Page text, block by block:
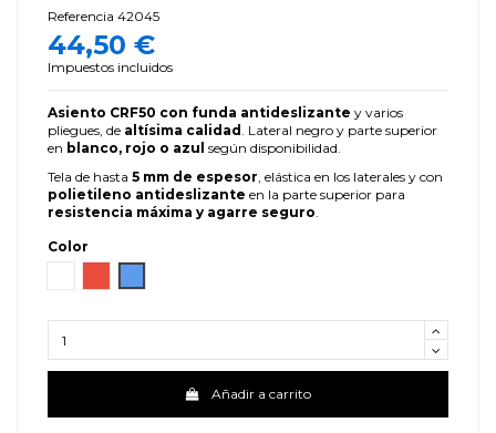
Referencia 42045
44,50 €
Impuestos incluidos
Asiento CRF50 con funda antideslizante y varios
pliegues, de altísima calidad. Lateral negro y parte superior
en blanco, rojo o azul según disponibilidad.
Tela de hasta 5 mm de espesor , elástica en los laterales y con
polietileno antideslizante en la parte superior para
resistencia máxima y agarre seguro
Color
Añadir a carrito